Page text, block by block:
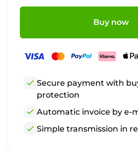
Buy now
check Secure payment with
protection
check Automatic invoice by e-
check Simple transmission in